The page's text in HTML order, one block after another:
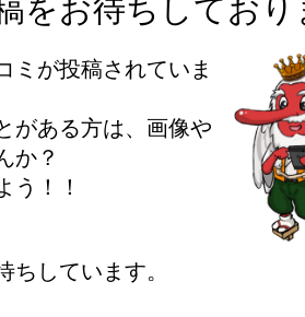
る
をお待ちしており
ミが投稿されていま
がある方は、画像や
か？
う！！
ちしています。